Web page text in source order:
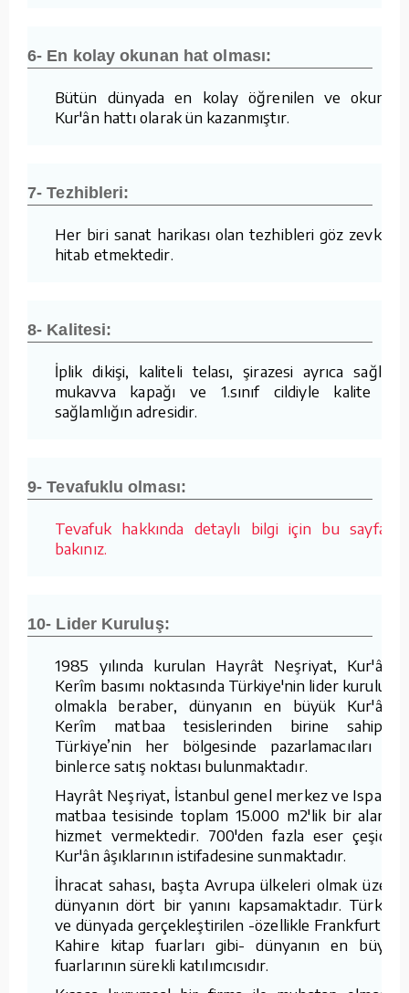
6- En kolay okunan hat olması:
Bütün dünyada en kolay öğrenilen ve okunan
Kur'ân hattı olarak ün kazanmıştır.
7- Tezhibleri:
Her biri sanat harikası olan tezhibleri göz zevkine
hitab etmektedir.
8- Kalitesi:
İplik dikişi, kaliteli telası, şirazesi ayrıca sağlam
mukavva kapağı ve 1.sınıf cildiyle kalite ve
sağlamlığın adresidir.
9- Tevafuklu olması:
Tevafuk hakkında detaylı bilgi için bu sayfaya
bakınız.
10- Lider Kuruluş:
1985 yılında kurulan Hayrât Neşriyat, Kur'ân-ı
Kerîm basımı noktasında Türkiye'nin lider kuruluşu
olmakla beraber, dünyanın en büyük Kur'ân-ı
Kerîm matbaa tesislerinden birine sahiptir.
Türkiye’nin her bölgesinde pazarlamacıları ve
binlerce satış noktası bulunmaktadır.
Hayrât Neşriyat, İstanbul genel merkez ve Isparta
matbaa tesisinde toplam 15.000 m2'lik bir alanda
hizmet vermektedir. 700'den fazla eser çeşidini
Kur'ân âşıklarının istifadesine sunmaktadır.
İhracat sahası, başta Avrupa ülkeleri olmak üzere
dünyanın dört bir yanını kapsamaktadır. Türkiye
ve dünyada gerçekleştirilen -özellikle Frankfurt ve
Kahire kitap fuarları gibi- dünyanın en büyük
fuarlarının sürekli katılımcısıdır.